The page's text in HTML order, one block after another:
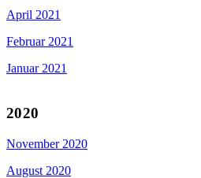
April 2021
Februar 2021
Januar 2021
2020
November 2020
August 2020